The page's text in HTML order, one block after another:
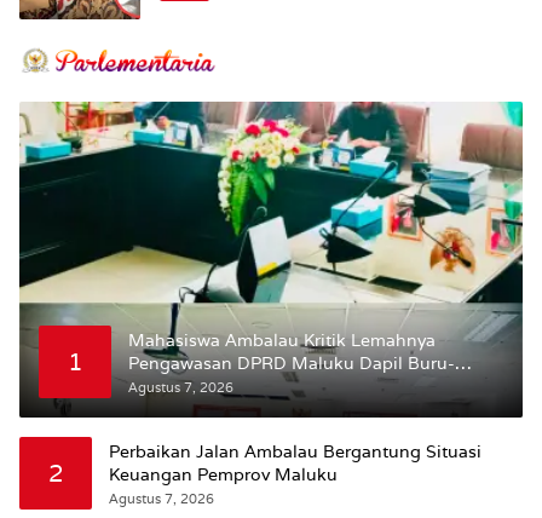
1
Mahasiswa Ambalau Kritik Lemahnya
Pengawasan DPRD Maluku Dapil Buru-
Bursel Terhadap Proses Perubahan Status
Agustus 7, 2026
2
Perbaikan Jalan Ambalau Bergantung Situasi
Keuangan Pemprov Maluku
Agustus 7, 2026